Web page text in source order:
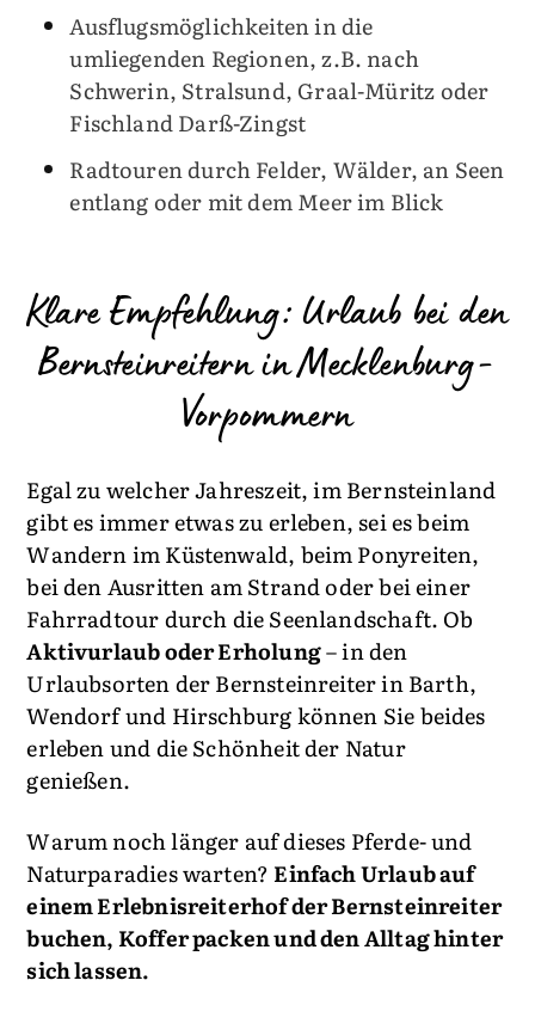
Ausflugsmöglichkeiten in die
umliegenden Regionen, z.B. nach
Schwerin, Stralsund, Graal-Müritz oder
Fischland Darß-Zingst
Radtouren durch Felder, Wälder, an Seen
entlang oder mit dem Meer im Blick
Klare Empfehlung: Urlaub bei den
Bernsteinreitern in Mecklenburg-
Vorpommern
Egal zu welcher Jahreszeit, im Bernsteinland
gibt es immer etwas zu erleben, sei es beim
Wandern im Küstenwald, beim Ponyreiten,
bei den Ausritten am Strand oder bei einer
Fahrradtour durch die Seenlandschaft. Ob
Aktivurlaub oder Erholung– in den
Urlaubsorten der Bernsteinreiter in Barth,
Wendorf und Hirschburg können Sie beides
erleben und die Schönheit der Natur
genießen.
Warum noch länger auf dieses Pferde- und
Naturparadies warten?Einfach Urlaub auf
einem Erlebnisreiterhof der Bernsteinreiter
buchen, Koffer packen und den Alltag hinter
sich lassen.